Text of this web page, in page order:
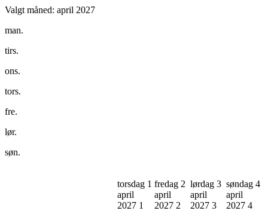
Valgt måned: april 2027
man.
tirs.
ons.
tors.
fre.
lør.
søn.
torsdag 1
april
2027 1
fredag 2
april
2027 2
lørdag 3
april
2027 3
søndag 4
april
2027 4